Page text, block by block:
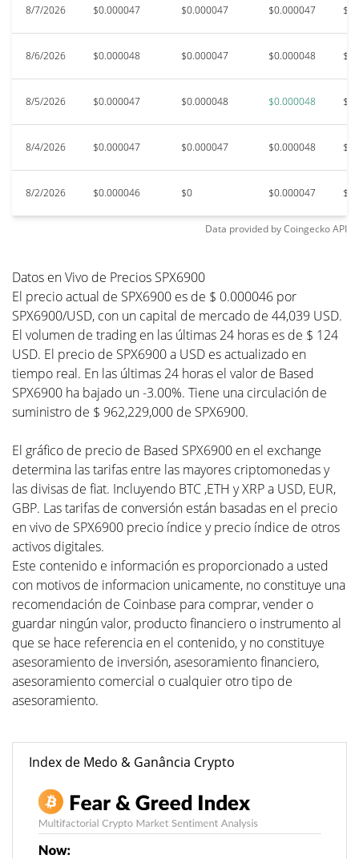
8/7/2026 $0.000047 $0.000047 $0.000047
8/6/2026 $0.000048 $0.000047 $0.000048
8/5/2026 $0.000047 $0.000048 $0.000048
8/4/2026 $0.000047 $0.000047 $0.000048
8/2/2026 $0.000046 $0 $0.000047
Data provided byCoingeckoAPI
Datos en Vivo de Precios SPX6900
El precio actual de SPX6900 es de $ 0.000046 por
SPX6900/USD, con un capital de mercado de 44,039 USD.
El volumen de trading en las últimas 24 horas es de $ 124
USD. El precio de SPX6900 a USD es actualizado en
tiempo real. En las últimas 24 horas el valor de Based
SPX6900 ha bajado un -3.00%. Tiene una circulación de
suministro de $ 962,229,000 de SPX6900.
El gráfico de precio de Based SPX6900 en el exchange
determina las tarifas entre las mayores criptomonedas y
las divisas de fiat. Incluyendo BTC ,ETH y XRP a USD, EUR,
GBP. Las tarifas de conversión están basadas en el precio
en vivo de SPX6900 precio índice y precio índice de otros
activos digitales.
Este contenido e información es proporcionado a usted
con motivos de informacion unicamente, no constituye una
recomendación de Coinbase para comprar, vender o
guardar ningún valor, producto financiero o instrumento al
que se hace referencia en el contenido, y no constituye
asesoramiento de inversión, asesoramiento financiero,
asesoramiento comercial o cualquier otro tipo de
asesoramiento.
Index de Medo & Ganância Crypto